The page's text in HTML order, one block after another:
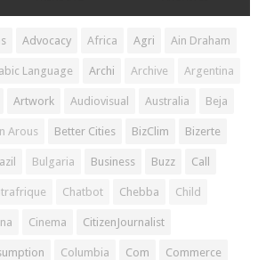
Advocacy Africa Agri Ain Draham
Language Archi Archive Argentina
Artwork Audiovisual Australia Beja
Arous Better Cities BizClim Bizerte
Bulgaria Business Buzz Call
Chatbot Chebba Child
Cinema CitizenJournalist
Columbia Com Commerce